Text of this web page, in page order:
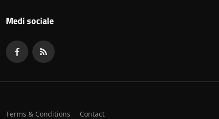
Medi sociale
Terms & Conditions Contact